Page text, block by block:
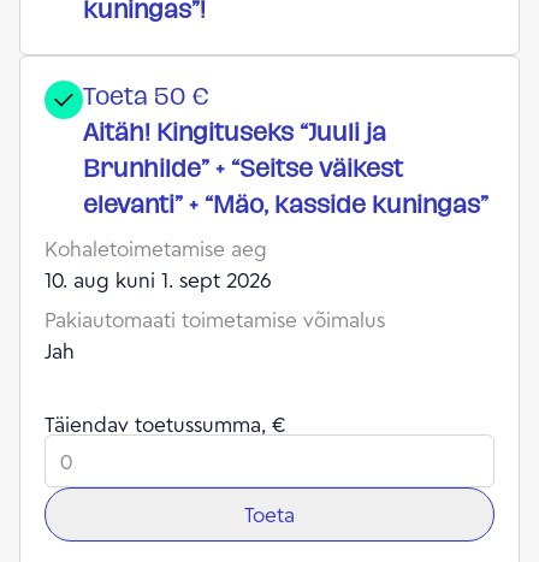
kuningas”!
Toeta 50 €
Aitäh! Kingituseks “Juuli ja
Brunhilde” + “Seitse väikest
elevanti” + “Mäo, kasside kuningas”
Kohaletoimetamise aeg
10. aug kuni 1. sept 2026
Pakiautomaati toimetamise võimalus
Jah
Täiendav toetussumma, €
Toeta